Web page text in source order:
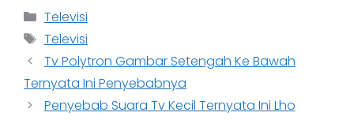
Categories
Televisi
Tags
Televisi
Tv Polytron Gambar Setengah Ke Bawah
Ternyata Ini Penyebabnya
Penyebab Suara Tv Kecil Ternyata Ini Lho